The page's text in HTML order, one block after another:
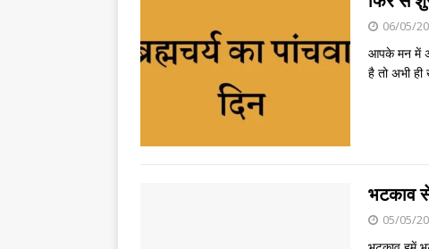
06/05/
आपके मन में
है तो अभी
भटकाव से
05/05/